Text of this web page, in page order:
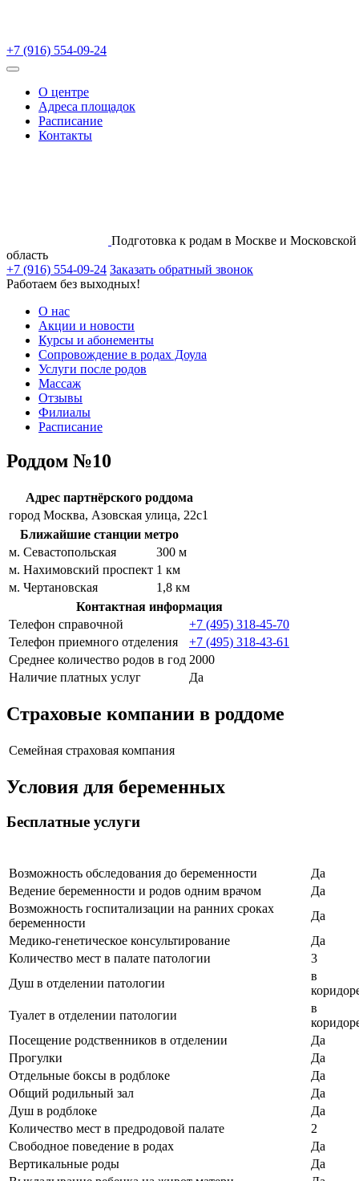
+7 (916) 554-09-24
О центре
Адреса площадок
Расписание
Контакты
Подготовка к родам в Москве и Московской
область
+7 (916) 554-09-24 Заказать обратный звонок
Работаем без выходных!
О нас
Акции и новости
Курсы и абонементы
Сопровождение в родах Доула
Услуги после родов
Массаж
Отзывы
Филиалы
Расписание
Роддом №10
Адрес партнёрского роддома
город Москва, Азовская улица, 22с1
Ближайшие станции метро
м. Севастопольская
300 м
м. Нахимовский проспект 1 км
м. Чертановская
1,8 км
Контактная информация
Телефон справочной
+7 (495) 318-45-70
Телефон приемного отделения
+7 (495) 318-43-61
Среднее количество родов в год 2000
Наличие платных услуг
Да
Страховые компании в роддоме
Семейная страховая компания
Условия для беременных
Бесплатные услуги
Возможность обследования до беременности
Да
Ведение беременности и родов одним врачом
Да
Возможность госпитализации на ранних сроках
беременности
Да
Медико-генетическое консультирование
Да
Количество мест в палате патологии
3
Душ в отделении патологии
в
Туалет в отделении патологии
в
Посещение родственников в отделении
Да
Прогулки
Да
Отдельные боксы в родблоке
Да
Общий родильный зал
Да
Душ в родблоке
Да
Количество мест в предродовой палате
2
Свободное поведение в родах
Да
Вертикальные роды
Да